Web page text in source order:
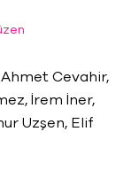
Cevahir,
İrem İner,
Uzşen, Elif